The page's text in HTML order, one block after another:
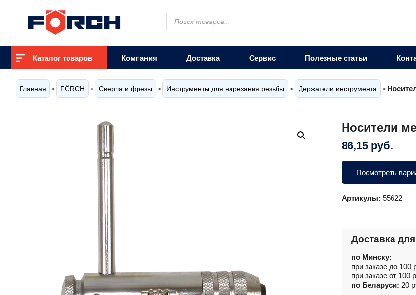
Поиск
товаров
Каталог товаров Компания Доставка Сервис Полезные статьи
Главная > FÖRCH > Сверла и фрезы > Инструменты для нарезания резьбы > Держатели инструмента >
Носители
86,15 руб.
Посмотреть
Артикулы: 55622
Доставка
по Минску:
при заказе до 100
при заказе от
по Беларуси: 20